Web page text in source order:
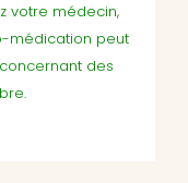
votre médecin,
médication peut
des